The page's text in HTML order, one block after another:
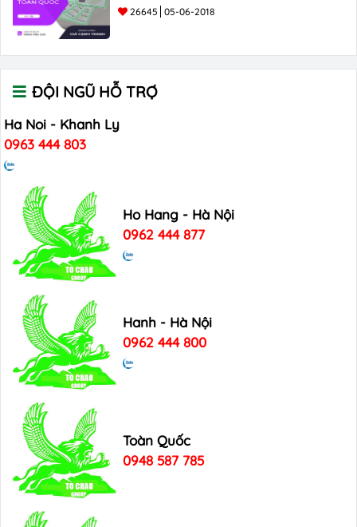
26645 05-06-2018
ĐỘI NGŨ HỖ TRỢ
Ha Noi - Khanh Ly
0963 444 803
Ho Hang - Hà Nội
0962 444 877
Hanh - Hà Nội
0962 444 800
Toàn Quốc
0948 587 785